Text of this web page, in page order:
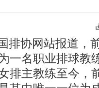
排协网站报道，
一名职业排球教
排主教练至今，